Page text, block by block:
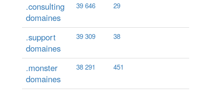
.consulting
domaines
39 646 29
.support
domaines
39 309 38
.monster
domaines
38 291 451